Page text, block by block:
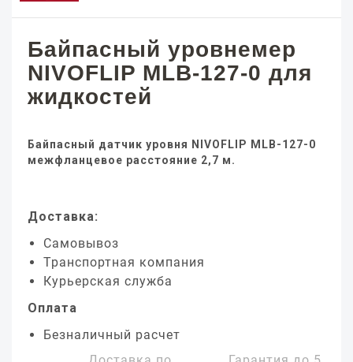
Байпасный уровнемер
NIVOFLIP MLB-127-0 для
жидкостей
Байпасный датчик уровня NIVOFLIP MLB-127-0
межфланцевое расстояние 2,7 м.
Доставка:
Самовывоз
Транспортная компания
Курьерская служба
Оплата
Безналичный расчет